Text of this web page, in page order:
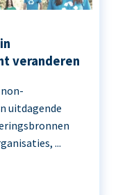
veranderen
uitdagende
...